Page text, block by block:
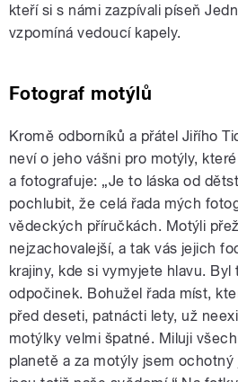
kteří si s námi zazpívali píseň
vzpomíná vedoucí kapely.
Fotograf motýlů
Kromě odborníků a přátel Jiřího
neví o jeho vášni pro motýly,
a fotografuje: „Je to láska od
pochlubit, že celá řada mých
vědeckých příručkách. Motýli
nejzachovalejší, a tak vás jejich
krajiny, kde si vymyjete hlavu.
odpočinek. Bohužel řada míst,
před deseti, patnácti lety, už
motýlky velmi špatné. Miluji
planetě a za motýly jsem